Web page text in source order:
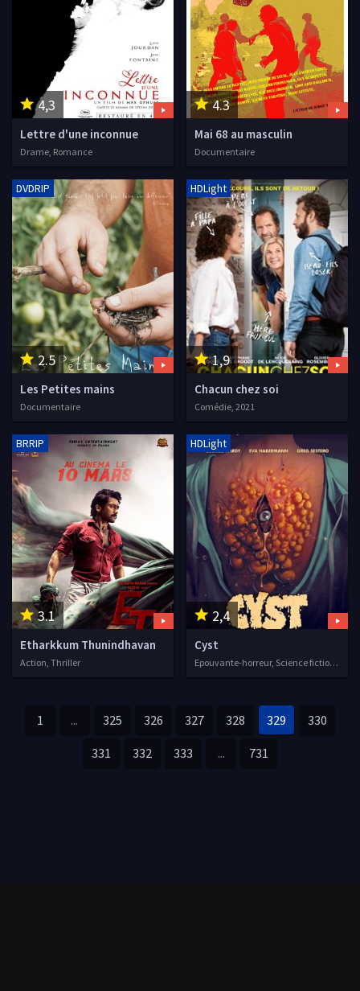
4,3
Lettre d'une inconnue
Drame, Romance
4.3
Mai 68 au masculin
Documentaire
2.5
DVDRIP
Les Petites mains
Documentaire
1,9
HDLight
Chacun chez soi
Comédie, 2021
3.1
BRRIP
Etharkkum Thunindhavan
Action, Thriller
2,4
HDLight
Cyst
Epouvante-horreur, Science fiction, 2020
1 ... 325 326 327 328 329 330
331 332 333 ... 731